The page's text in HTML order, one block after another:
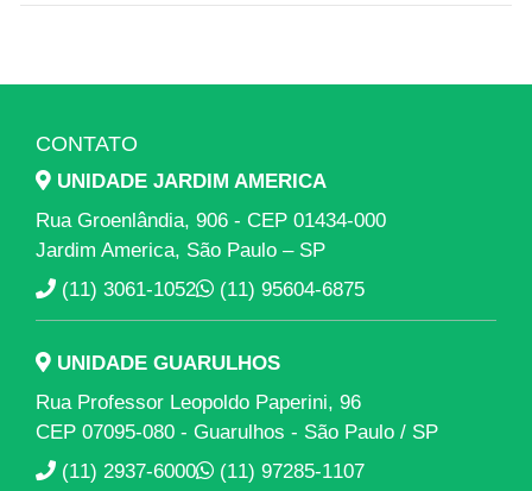
CONTATO
UNIDADE JARDIM AMERICA
Rua Groenlândia, 906 - CEP 01434-000
Jardim America, São Paulo – SP
(11) 3061-1052
(11) 95604-6875
UNIDADE GUARULHOS
Rua Professor Leopoldo Paperini, 96
CEP 07095-080 - Guarulhos - São Paulo / SP
(11) 2937-6000
(11) 97285-1107